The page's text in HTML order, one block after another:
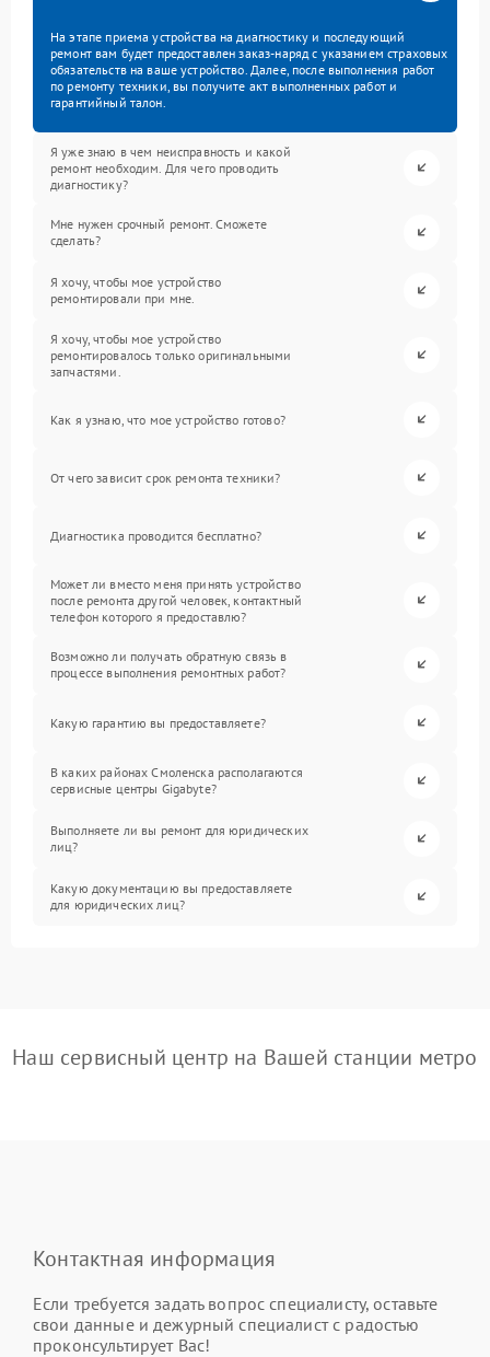
На этапе приема устройства на диагностику и последующий
ремонт вам будет предоставлен заказ-наряд с указанием страховых
обязательств на ваше устройство. Далее, после выполнения работ
по ремонту техники, вы получите акт выполненных работ и
гарантийный талон.
Я уже знаю в чем неисправность и какой
ремонт необходим. Для чего проводить
диагностику?
Мне нужен срочный ремонт. Сможете
сделать?
Я хочу, чтобы мое устройство
ремонтировали при мне.
Я хочу, чтобы мое устройство
ремонтировалось только оригинальными
запчастями.
Как я узнаю, что мое устройство готово?
От чего зависит срок ремонта техники?
Диагностика проводится бесплатно?
Может ли вместо меня принять устройство
после ремонта другой человек, контактный
телефон которого я предоставлю?
Возможно ли получать обратную связь в
процессе выполнения ремонтных работ?
Какую гарантию вы предоставляете?
В каких районах Смоленска располагаются
сервисные центры Gigabyte?
Выполняете ли вы ремонт для юридических
лиц?
Какую документацию вы предоставляете
для юридических лиц?
Наш сервисный центр на Вашей станции метро
Контактная информация
Если требуется задать вопрос специалисту, оставьте
свои данные и дежурный специалист с радостью
проконсультирует Вас!